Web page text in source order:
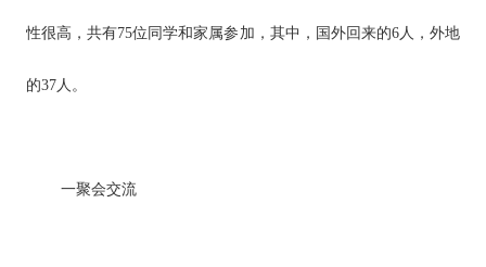
性很高，共有75位同学和家属参加，其中，国外回来的6人，外地
的37人。
一聚会交流